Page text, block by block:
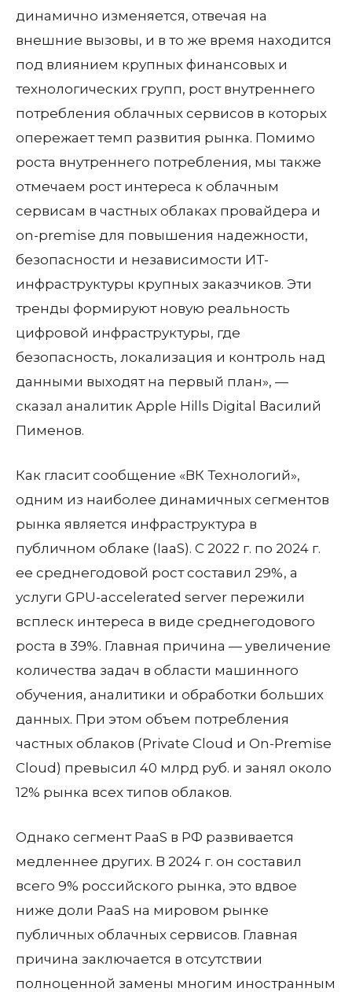
динамично изменяется, отвечая на
внешние вызовы, и в то же время находится
под влиянием крупных финансовых и
технологических групп, рост внутреннего
потребления облачных сервисов в которых
опережает темп развития рынка. Помимо
роста внутреннего потребления, мы также
отмечаем рост интереса к облачным
сервисам в частных облаках провайдера и
on-premise для повышения надежности,
безопасности и независимости ИТ-
инфраструктуры крупных заказчиков. Эти
тренды формируют новую реальность
цифровой инфраструктуры, где
безопасность, локализация и контроль над
данными выходят на первый план», —
сказал аналитик Apple Hills Digital Василий
Пименов.
Как гласит сообщение «ВК Технологий»,
одним из наиболее динамичных сегментов
рынка является инфраструктура в
публичном облаке (IaaS). С 2022 г. по 2024 г.
ее среднегодовой рост составил 29%, а
услуги GPU-accelerated server пережили
всплеск интереса в виде среднегодового
роста в 39%. Главная причина — увеличение
количества задач в области машинного
обучения, аналитики и обработки больших
данных. При этом объем потребления
частных облаков (Private Cloud и On-Premise
Cloud) превысил 40 млрд руб. и занял около
12% рынка всех типов облаков.
Однако сегмент PaaS в РФ развивается
медленнее других. В 2024 г. он составил
всего 9% российского рынка, это вдвое
ниже доли PaaS на мировом рынке
публичных облачных сервисов. Главная
причина заключается в отсутствии
полноценной замены многим иностранным